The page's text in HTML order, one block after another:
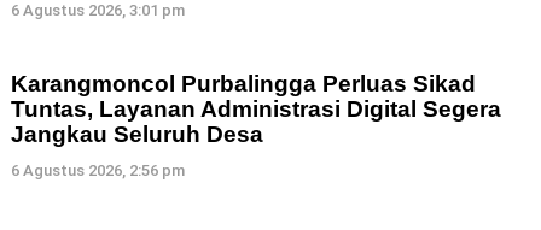
6 Agustus 2026, 3:01 pm
Karangmoncol Purbalingga Perluas Sikad
Tuntas, Layanan Administrasi Digital Segera
Jangkau Seluruh Desa
6 Agustus 2026, 2:56 pm